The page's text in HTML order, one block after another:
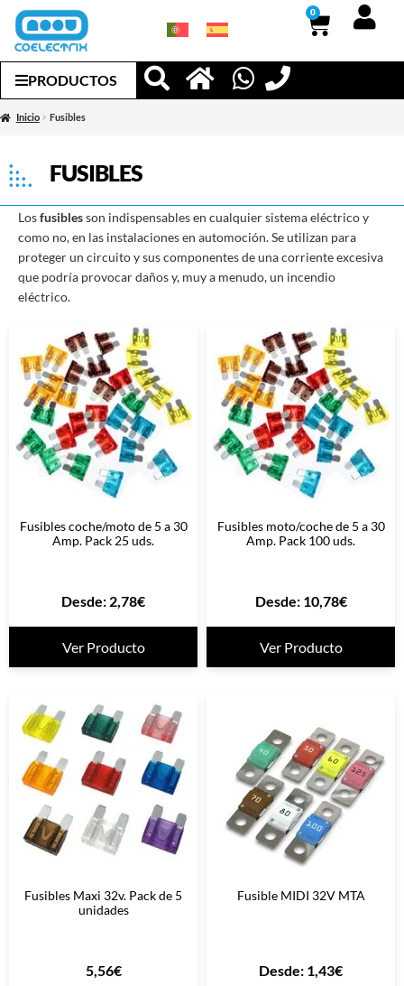
0
PRODUCTOS
Inicio Fusibles
FUSIBLES
Losfusiblesson indispensables en cualquier sistema eléctrico y
como no, en las instalaciones en automoción. Se utilizan para
proteger un circuito y sus componentes de una corriente excesiva
que podría provocar daños y, muy a menudo, un incendio
eléctrico.
Fusibles coche/moto de 5 a 30
Amp. Pack 25 uds.
Desde: 2,78€
Ver Producto
Fusibles moto/coche de 5 a 30
Amp. Pack 100 uds.
Desde: 10,78€
Ver Producto
Fusibles Maxi 32v. Pack de 5
unidades
5,56€
Fusible MIDI 32V MTA
Desde: 1,43€